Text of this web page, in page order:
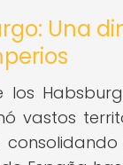
Una
los
vastos